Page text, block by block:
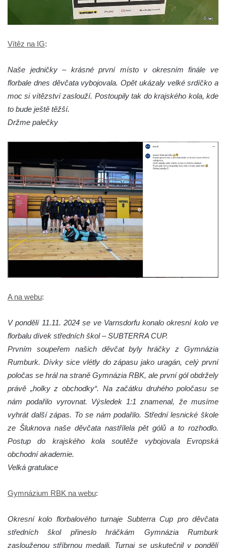
Vítěz na IG:
Naše jedničky – krásné první místo v okresním finále ve
florbale dnes děvčata vybojovala. Opět ukázaly velké srdíčko a
moc si vítězství zaslouží. Postoupily tak do krajského kola, kde
to bude ještě těžší.
Držme palečky
A na webu:
V pondělí 11.11. 2024 se ve Varnsdorfu konalo okresní kolo ve
florbalu dívek středních škol – SUBTERRA CUP.
Prvním soupeřem našich děvčat byly hráčky z Gymnázia
Rumburk. Dívky sice vlétly do zápasu jako uragán, celý první
poločas se hrál na straně Gymnázia RBK, ale první gól obdržely
právě „holky z obchodky“. Na začátku druhého poločasu se
nám podařilo vyrovnat. Výsledek 1:1 znamenal, že musíme
vyhrát další zápas. To se nám podařilo. Střední lesnické škole
ze Šluknova naše děvčata nastřílela pět gólů a to rozhodlo.
Postup do krajského kola soutěže vybojovala Evropská
obchodní akademie.
Velká gratulace
Gymnázium RBK na webu:
Okresní kolo florbalového turnaje Subterra Cup pro děvčata
středních škol přineslo hráčkám Gymnázia Rumburk
zaslouženou stříbrnou medaili. Turnaj se uskutečnil v pondělí